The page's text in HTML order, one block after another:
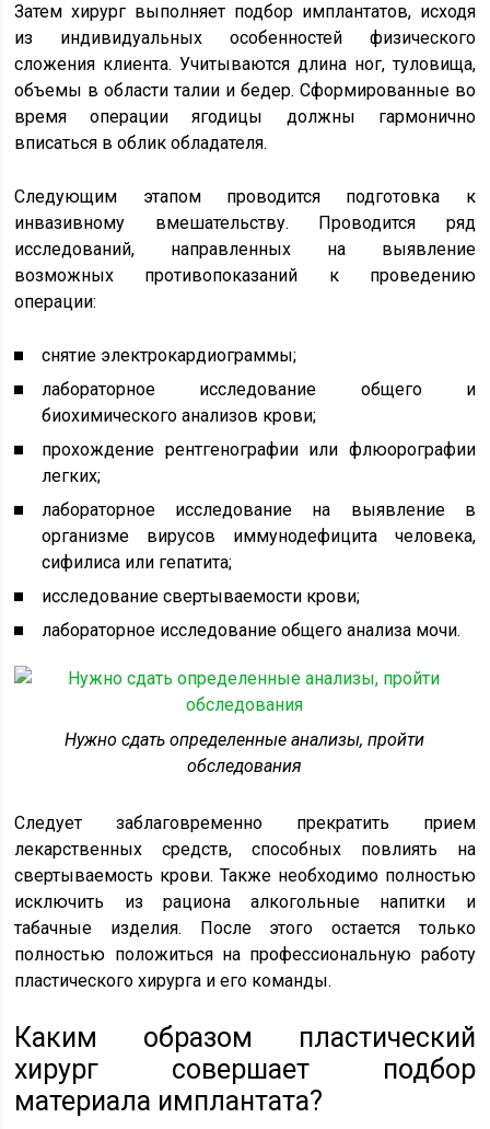
Затем хирург выполняет подбор имплантатов, исходя
из индивидуальных особенностей физического
сложения клиента. Учитываются длина ног, туловища,
объемы в области талии и бедер. Сформированные во
время операции ягодицы должны гармонично
вписаться в облик обладателя.
Следующим этапом проводится подготовка к
инвазивному вмешательству. Проводится ряд
исследований, направленных на выявление
возможных противопоказаний к проведению
операции:
снятие электрокардиограммы;
лабораторное исследование общего и
биохимического анализов крови;
прохождение рентгенографии или флюорографии
легких;
лабораторное исследование на выявление в
организме вирусов иммунодефицита человека,
сифилиса или гепатита;
исследование свертываемости крови;
лабораторное исследование общего анализа мочи.
Нужно сдать определенные анализы, пройти
обследования
Следует заблаговременно прекратить прием
лекарственных средств, способных повлиять на
свертываемость крови. Также необходимо полностью
исключить из рациона алкогольные напитки и
табачные изделия. После этого остается только
полностью положиться на профессиональную работу
пластического хирурга и его команды.
Каким образом пластический
хирург совершает подбор
материала имплантата?